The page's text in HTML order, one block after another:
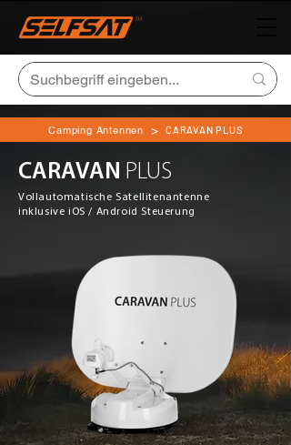
Camping Antennen > CARAVAN PLUS
CARAVAN PLUS
Vollautomatische Satellitenantenne
inklusive iOS / Android Steuerung